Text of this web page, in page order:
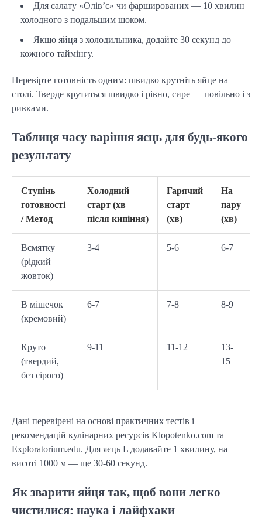
Для салату «Олів’є» чи фаршированих — 10 хвилин
холодного з подальшим шоком.
Якщо яйця з холодильника, додайте 30 секунд до
кожного таймінгу.
Перевірте готовність одним: швидко крутніть яйце на
столі. Тверде крутиться швидко і рівно, сире — повільно і з
ривками.
Таблиця часу варіння яєць для будь-якого
результату
Ступінь
готовності
/ Метод
Холодний
старт (хв
після кипіння)
Гарячий
старт
(хв)
На
пару
(хв)
Всмятку
(рідкий
жовток)
3-4 5-6 6-7
В мішечок
(кремовий)
6-7 7-8 8-9
Круто
(твердий,
без сірого)
9-11 11-12
13-
15
Дані перевірені на основі практичних тестів і
рекомендацій кулінарних ресурсів Klopotenko.com та
Exploratorium.edu. Для яєць L додавайте 1 хвилину, на
висоті 1000 м — ще 30-60 секунд.
Як зварити яйця так, щоб вони легко
чистилися: наука і лайфхаки